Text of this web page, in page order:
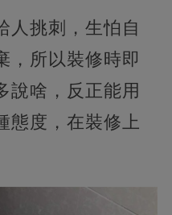
人挑刺，生怕自
，所以裝修時即
說啥，反正能用
態度，在裝修上